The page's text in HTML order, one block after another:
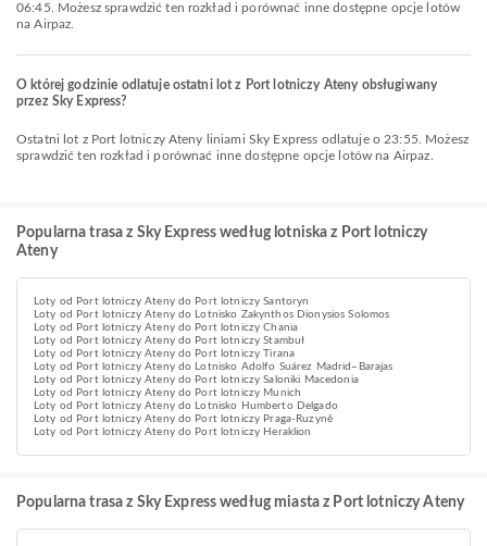
06:45. Możesz sprawdzić ten rozkład i porównać inne dostępne opcje lotów
na Airpaz.
O której godzinie odlatuje ostatni lot z Port lotniczy Ateny obsługiwany
przez Sky Express?
Ostatni lot z Port lotniczy Ateny liniami Sky Express odlatuje o 23:55. Możesz
sprawdzić ten rozkład i porównać inne dostępne opcje lotów na Airpaz.
Popularna trasa z Sky Express według lotniska z Port lotniczy
Ateny
Loty od Port lotniczy Ateny do Port lotniczy Santoryn
Loty od Port lotniczy Ateny do Lotnisko Zakynthos Dionysios Solomos
Loty od Port lotniczy Ateny do Port lotniczy Chania
Loty od Port lotniczy Ateny do Port lotniczy Stambuł
Loty od Port lotniczy Ateny do Port lotniczy Tirana
Loty od Port lotniczy Ateny do Lotnisko Adolfo Suárez Madrid–Barajas
Loty od Port lotniczy Ateny do Port lotniczy Saloniki Macedonia
Loty od Port lotniczy Ateny do Port lotniczy Munich
Loty od Port lotniczy Ateny do Lotnisko Humberto Delgado
Loty od Port lotniczy Ateny do Port lotniczy Praga-Ruzyně
Loty od Port lotniczy Ateny do Port lotniczy Heraklion
Popularna trasa z Sky Express według miasta z Port lotniczy Ateny